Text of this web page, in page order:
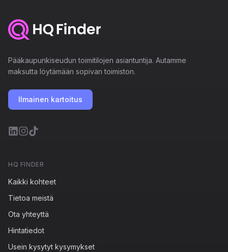
Pääkaupunkiseudun toimitilojen asiantuntija. Autamme
maksutta löytämään sopivan toimiston.
Ilmainen kartoitus
HQ FINDER
Kaikki kohteet
Tietoa meistä
Ota yhteyttä
Hintatiedot
Usein kysytyt kysymykset